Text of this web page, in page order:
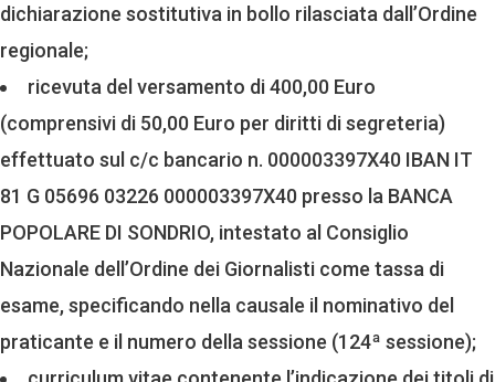
dichiarazione sostitutiva in bollo rilasciata dall’Ordine
regionale;
ricevuta del versamento di 400,00 Euro
(comprensivi di 50,00 Euro per diritti di segreteria)
effettuato sul c/c bancario n. 000003397X40 IBAN IT
81 G 05696 03226 000003397X40 presso la BANCA
POPOLARE DI SONDRIO, intestato al Consiglio
Nazionale dell’Ordine dei Giornalisti come tassa di
esame, specificando nella causale il nominativo del
praticante e il numero della sessione (124ª sessione);